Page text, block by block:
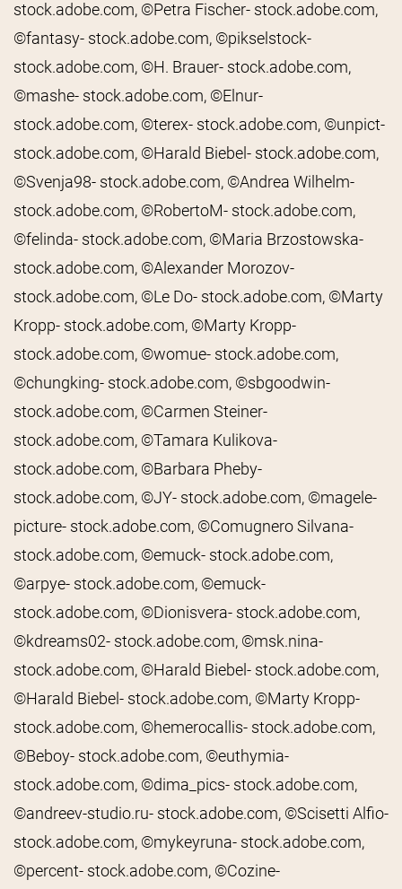
stock.adobe.com, ©Petra Fischer- stock.adobe.com,
©fantasy- stock.adobe.com, ©pikselstock-
stock.adobe.com, ©H. Brauer- stock.adobe.com,
©mashe- stock.adobe.com, ©Elnur-
stock.adobe.com, ©terex- stock.adobe.com, ©unpict-
stock.adobe.com, ©Harald Biebel- stock.adobe.com,
©Svenja98- stock.adobe.com, ©Andrea Wilhelm-
stock.adobe.com, ©RobertoM- stock.adobe.com,
©felinda- stock.adobe.com, ©Maria Brzostowska-
stock.adobe.com, ©Alexander Morozov-
stock.adobe.com, ©Le Do- stock.adobe.com, ©Marty
Kropp- stock.adobe.com, ©Marty Kropp-
stock.adobe.com, ©womue- stock.adobe.com,
©chungking- stock.adobe.com, ©sbgoodwin-
stock.adobe.com, ©Carmen Steiner-
stock.adobe.com, ©Tamara Kulikova-
stock.adobe.com, ©Barbara Pheby-
stock.adobe.com, ©JY- stock.adobe.com, ©magele-
picture- stock.adobe.com, ©Comugnero Silvana-
stock.adobe.com, ©emuck- stock.adobe.com,
©arpye- stock.adobe.com, ©emuck-
stock.adobe.com, ©Dionisvera- stock.adobe.com,
©kdreams02- stock.adobe.com, ©msk.nina-
stock.adobe.com, ©Harald Biebel- stock.adobe.com,
©Harald Biebel- stock.adobe.com, ©Marty Kropp-
stock.adobe.com, ©hemerocallis- stock.adobe.com,
©Beboy- stock.adobe.com, ©euthymia-
stock.adobe.com, ©dima_pics- stock.adobe.com,
©andreev-studio.ru- stock.adobe.com, ©Scisetti Alfio-
stock.adobe.com, ©mykeyruna- stock.adobe.com,
©percent- stock.adobe.com, ©Cozine-